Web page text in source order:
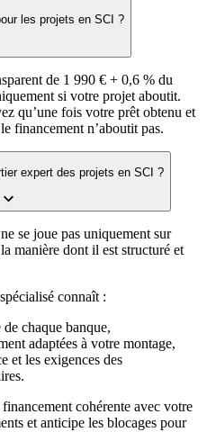
les projets en SCI ?
de 1 990 € + 0,6 % du
si votre projet aboutit.
qu’une fois votre prêt obtenu et
financement n’aboutit pas.
expert des projets en SCI ?
se joue pas uniquement sur
manière dont il est structuré et
connaît :
chaque banque,
adaptées à votre montage,
et les exigences des
cohérente avec votre
et anticipe les blocages pour